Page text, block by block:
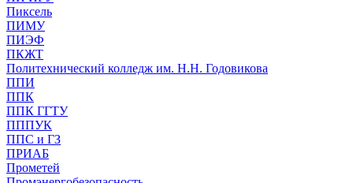
Пиксель
ПИМУ
ПИЭФ
ПКЖТ
Политехнический колледж им. Н.Н. Годовикова
ППИ
ППК
ППК ГГТУ
ПППУК
ППС и ГЗ
ПРИАБ
Прометей